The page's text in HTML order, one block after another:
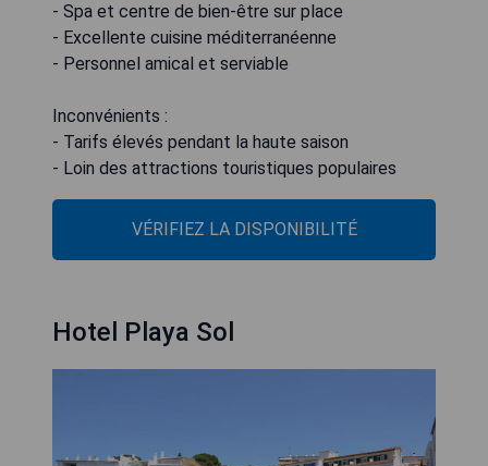
- Spa et centre de bien-être sur place
- Excellente cuisine méditerranéenne
- Personnel amical et serviable
Inconvénients :
- Tarifs élevés pendant la haute saison
- Loin des attractions touristiques populaires
VÉRIFIEZ LA DISPONIBILITÉ
Hotel Playa Sol